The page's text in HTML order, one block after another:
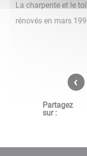
La charpente et le
rénovés en mars
Partagez
sur :